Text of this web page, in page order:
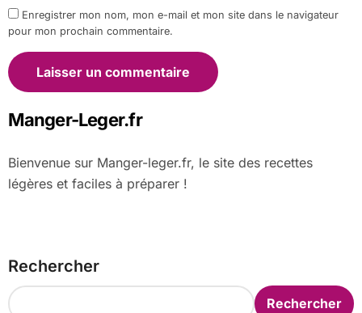
Enregistrer mon nom, mon e-mail et mon site dans le navigateur
pour mon prochain commentaire.
Manger-Leger.fr
Bienvenue sur Manger-leger.fr, le site des recettes
légères et faciles à préparer !
Rechercher
Rechercher